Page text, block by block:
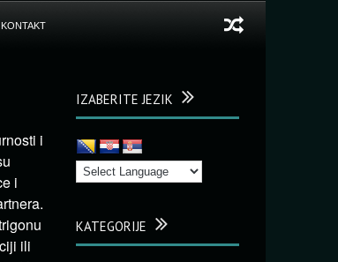
KONTAKT
i
i
ili
IZABERITE JEZIK
KATEGORIJE